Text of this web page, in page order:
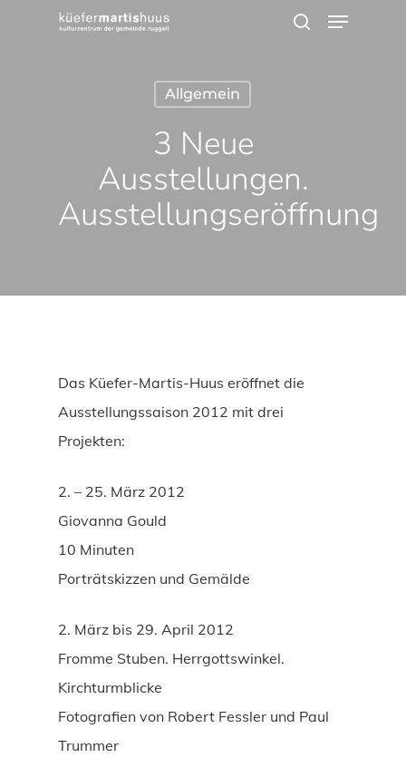
Menu
Allgemein
3 Neue
Ausstellungen.
Ausstellungseröffnung
Das Küefer-Martis-Huus eröffnet die
Ausstellungssaison 2012 mit drei
Projekten:
2. – 25. März 2012
Giovanna Gould
10 Minuten
Porträtskizzen und Gemälde
2. März bis 29. April 2012
Fromme Stuben. Herrgottswinkel.
Kirchturmblicke
Fotografien von Robert Fessler und Paul
Trummer